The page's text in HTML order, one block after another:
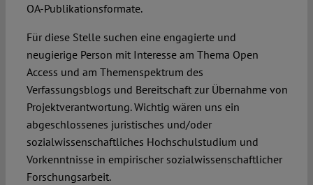
OA-Publikationsformate.
Für diese Stelle suchen eine engagierte und
neugierige Person mit Interesse am Thema Open
Access und am Themenspektrum des
Verfassungsblogs und Bereitschaft zur Übernahme von
Projektverantwortung. Wichtig wären uns ein
abgeschlossenes juristisches und/oder
sozialwissenschaftliches Hochschulstudium und
Vorkenntnisse in empirischer sozialwissenschaftlicher
Forschungsarbeit.